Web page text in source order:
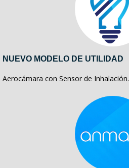
NUEVO MODELO DE UTILIDAD
Aerocámara con Sensor de Inhalación.